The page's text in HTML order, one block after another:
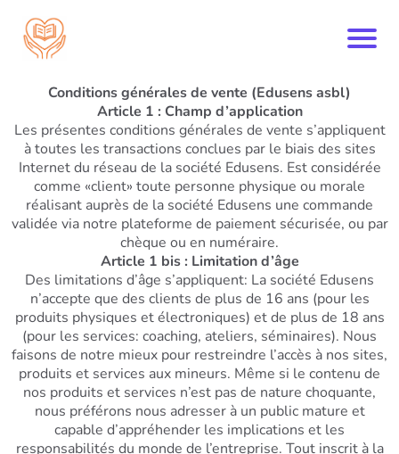
Conditions générales de vente (Edusens asbl)
Article 1 : Champ d’application
Les présentes conditions générales de vente s’appliquent
à toutes les transactions conclues par le biais des sites
Internet du réseau de la société Edusens. Est considérée
comme «client» toute personne physique ou morale
réalisant auprès de la société Edusens une commande
validée via notre plateforme de paiement sécurisée, ou par
chèque ou en numéraire.
Article 1 bis : Limitation d’âge
Des limitations d’âge s’appliquent: La société Edusens
n’accepte que des clients de plus de 16 ans (pour les
produits physiques et électroniques) et de plus de 18 ans
(pour les services: coaching, ateliers, séminaires). Nous
faisons de notre mieux pour restreindre l’accès à nos sites,
produits et services aux mineurs. Même si le contenu de
nos produits et services n’est pas de nature choquante,
nous préférons nous adresser à un public mature et
capable d’appréhender les implications et les
responsabilités du monde de l’entreprise. Tout inscrit à la